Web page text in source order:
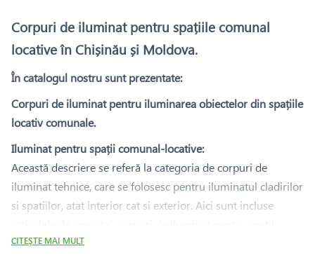
Corpuri de iluminat pentru spațiile comunal
locative în Chișinău și Moldova.
În catalogul nostru sunt prezentate:
Corpuri de iluminat pentru iluminarea obiectelor din spațiile
locativ comunale.
Iluminat pentru spații comunal-locative:
Această descriere se referă la categoria de corpuri de
iluminat tehnice, care se folosesc pentru iluminatul cladirilor
si spatiilor, atat interior cat si exterior. Aici sunt incluse
locative și de utilitate publică (comunal-locative).
CITEŞTE MAI MULT